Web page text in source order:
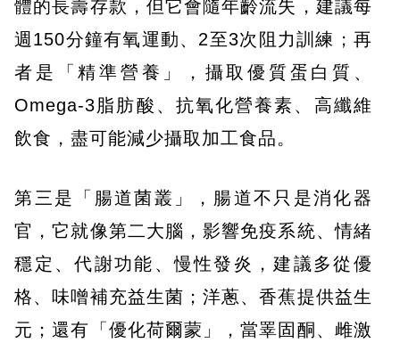
體的長壽存款，但它會隨年齡流失，建議每
週150分鐘有氧運動、2至3次阻力訓練；再
者是「精準營養」，攝取優質蛋白質、
Omega-3脂肪酸、抗氧化營養素、高纖維
飲食，盡可能減少攝取加工食品。
第三是「腸道菌叢」，腸道不只是消化器
官，它就像第二大腦，影響免疫系統、情緒
穩定、代謝功能、慢性發炎，建議多從優
格、味噌補充益生菌；洋蔥、香蕉提供益生
元；還有「優化荷爾蒙」，當睪固酮、雌激